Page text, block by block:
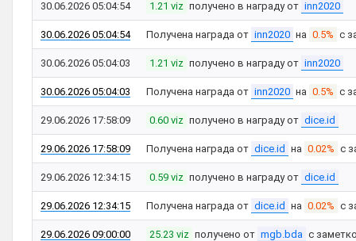
30.06.2026 05:04:54 1.21 viz получено в награду от inn2020
30.06.2026 05:04:54 Получена награда от inn2020 на 0.5% с
30.06.2026 05:04:03 1.21 viz получено в награду от inn2020
30.06.2026 05:04:03 Получена награда от inn2020 на 0.5% с
29.06.2026 17:58:09 0.60 viz получено в награду от dice.id
29.06.2026 17:58:09 Получена награда от dice.id на 0.02% с
29.06.2026 12:34:15 0.59 viz получено в награду от dice.id
29.06.2026 12:34:15 Получена награда от dice.id на 0.02% с
29.06.2026 09:00:00 25.23 viz получено от mgb.bda с